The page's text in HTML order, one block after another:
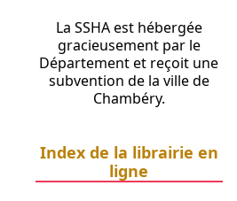
La SSHA est hébergée
gracieusement par le
Département et reçoit une
subvention de la ville de
Chambéry.
Index de la librairie en
ligne